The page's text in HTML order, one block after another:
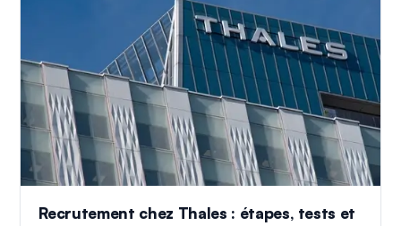
Recrutement chez Thales : étapes, tests et